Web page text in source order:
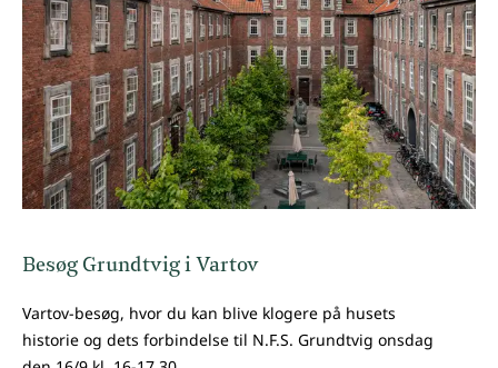
Besøg Grundtvig i Vartov
Vartov-besøg, hvor du kan blive klogere på husets
historie og dets forbindelse til N.F.S. Grundtvig onsdag